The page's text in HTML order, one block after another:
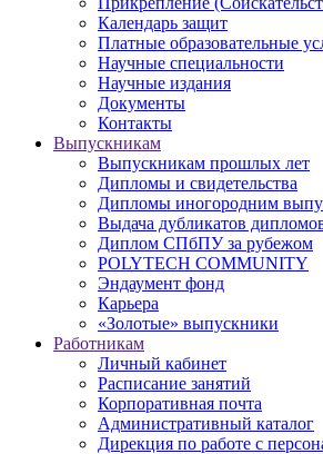
Календарь защит
Платные образовательные
Научные специальности
Научные издания
Документы
Контакты
Выпускникам
Выпускникам прошлых лет
Дипломы и свидетельства
Дипломы иногородним
Выдача дубликатов
Диплом СПбПУ за рубежом
POLYTECH COMMUNITY
Эндаумент фонд
Карьера
«Золотые» выпускники
Работникам
Личный кабинет
Расписание занятий
Корпоративная почта
Административный каталог
Дирекция по работе с